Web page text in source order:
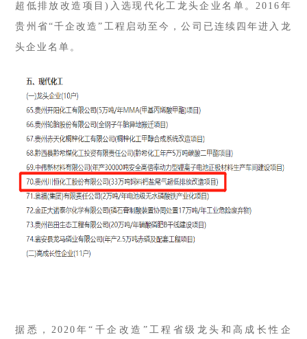
超低排放改造项目) 入选现代化工龙头企业名单。2016年
贵州省“千企改造”工程启动至今，公司已连续四年进入龙
头企业名单。
据悉，2020年“千企改造”工程省级龙头和高成长性企